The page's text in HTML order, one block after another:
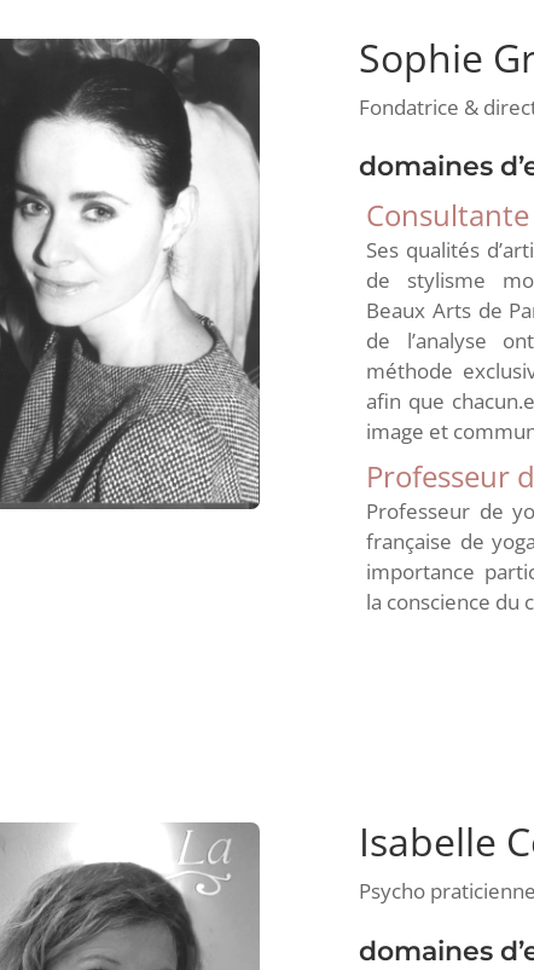
Sophie
Fondatrice &
domaines
Ses qualités
de stylisme
Beaux Arts de
de l’analyse
méthode
afin que
image et
Professeur
Professeur de
française de
importance
la conscience du
Isabelle
Psycho
domaines